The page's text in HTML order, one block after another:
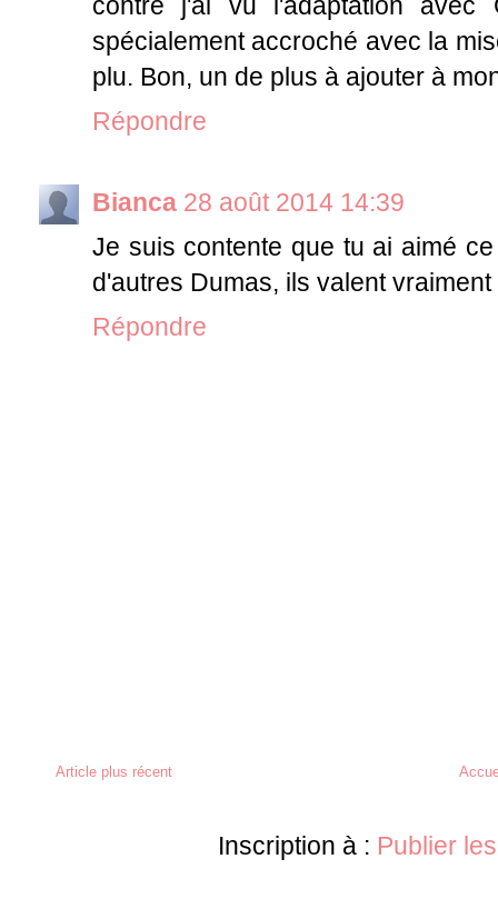
contre j'ai vu l'adaptation
spécialement accroché avec la
plu. Bon, un de plus à ajouter à
Répondre
Bianca 28 août 2014 14:39
Je suis contente que tu ai aimé
d'autres Dumas, ils valent
Répondre
Article plus récent
Inscription à : Publier